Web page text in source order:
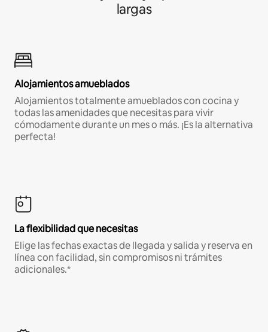
largas
Alojamientos amueblados
Alojamientos totalmente amueblados con cocina y
todas las amenidades que necesitas para vivir
cómodamente durante un mes o más. ¡Es la alternativa
perfecta!
La flexibilidad que necesitas
Elige las fechas exactas de llegada y salida y reserva en
línea con facilidad, sin compromisos ni trámites
adicionales.*